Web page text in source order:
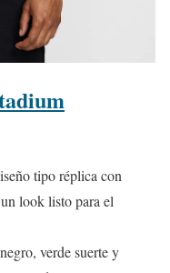
tipo réplica con
look listo para el
verde suerte y